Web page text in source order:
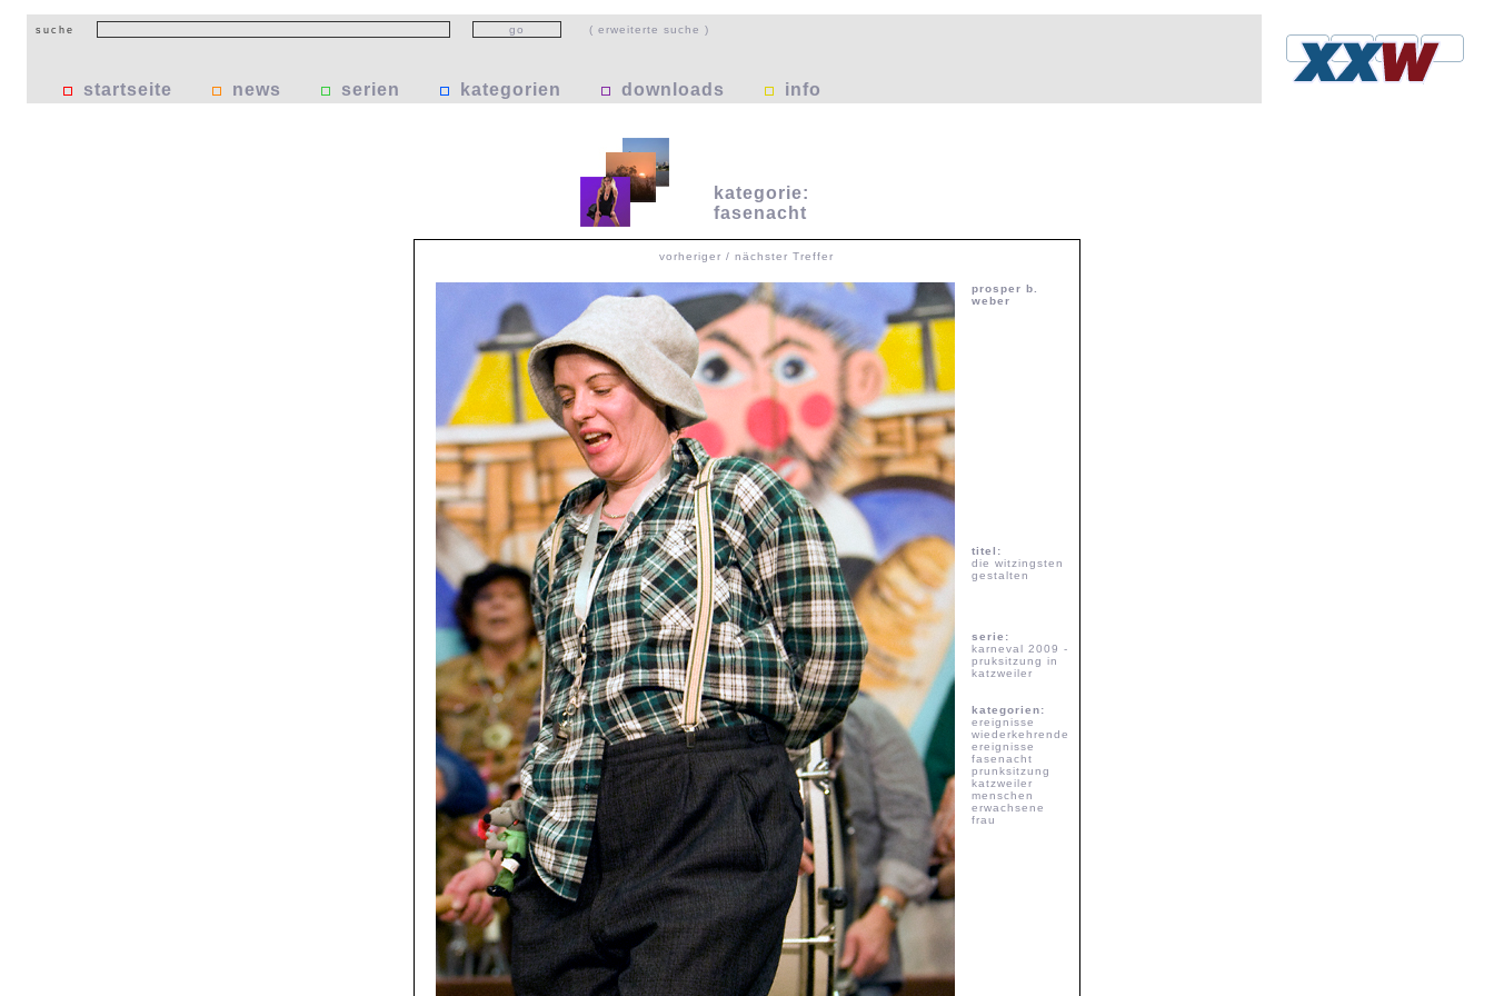
suche ( erweiterte suche )
startseite news serien kategorien downloads info
kategorie:
fasenacht
vorheriger / nächster Treffer
prosper b.
weber
titel:
die witzingsten
gestalten
serie:
karneval 2009 -
pruksitzung in
katzweiler
kategorien:
ereignisse
wiederkehrende
ereignisse
fasenacht
prunksitzung
katzweiler
menschen
erwachsene
frau